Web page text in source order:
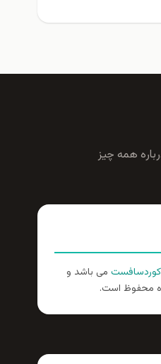
همه چيز
کوردسافست می باشد و
محفوظ است.